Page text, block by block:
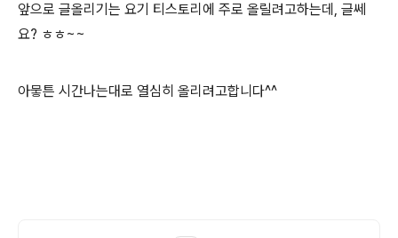
앞으로 글올리기는 요기 티스토리에 주로 올릴려고하는데, 글쎄
요? ㅎㅎ~~
아뭏튼 시간나는대로 열심히 올리려고합니다^^